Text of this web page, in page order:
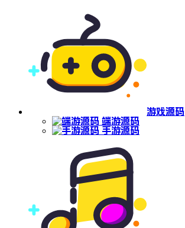
游戏源码
端游源码
手游源码